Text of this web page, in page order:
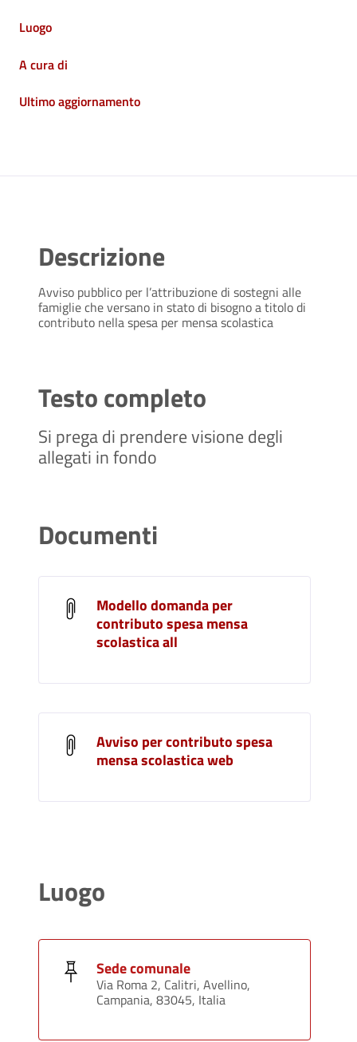
Luogo
A cura di
Ultimo aggiornamento
Descrizione
Avviso pubblico per l’attribuzione di sostegni alle
famiglie che versano in stato di bisogno a titolo di
contributo nella spesa per mensa scolastica
Testo completo
Si prega di prendere visione degli
allegati in fondo
Documenti
Modello domanda per
contributo spesa mensa
scolastica all
Avviso per contributo spesa
mensa scolastica web
Luogo
Sede comunale
Via Roma 2, Calitri, Avellino,
Campania, 83045, Italia